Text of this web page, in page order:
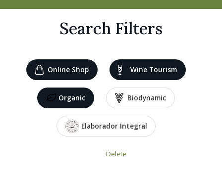
Search Filters
Online Shop Wine Tourism
Organic Biodynamic
Elaborador Integral
Delete